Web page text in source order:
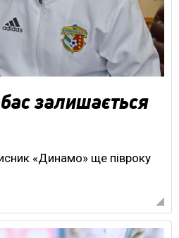
залишається
«Динамо» ще півроку